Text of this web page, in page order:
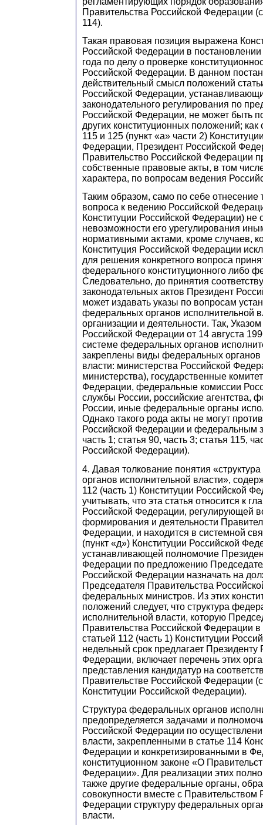
Правительства Российской Федерации
114).
Такая правовая позиция выражена
Российской Федерации в
года по делу о проверке
Российской Федерации. В данном
действительный смысл положений
Российской Федерации,
законодательного регулирования по
Российской Федерации, не может быть
других конституционных положений; как
115 и 125 (пункт «а» части 2)
Федерации, Президент Российской
Правительство Российской Федерации
собственные правовые акты, в том
характера, по вопросам ведения
Таким образом, само по себе отнесение
вопроса к ведению Российской
Конституции Российской Федерации) не
невозможности его урегулирования
нормативными актами, кроме случаев,
Конституция Российской Федерации
для решения конкретного вопроса
федерального конституционного либо
Следовательно, до принятия
законодательных актов Президент
может издавать указы по вопросам
федеральных органов исполнительной
организации и деятельности. Так,
Российской Федерации от 14 августа
системе федеральных органов
закреплены виды федеральных органов
власти: министерства Российской
министерства), государственные
Федерации, федеральные комиссии
службы России, российские агентства,
России, иные федеральные органы
Однако такого рода акты не могут
Российской Федерации и федеральным
часть 1; статья 90, часть 3; статья 115,
Российской Федерации).
4. Давая толкование понятия
органов исполнительной власти»,
112 (часть 1) Конституции Российской
учитывать, что эта статья относится к
Российской Федерации, регулирующей
формирования и деятельности
Федерации, и находится в системной
(пункт «д») Конституции Российской
устанавливающей полномочие
Федерации по предложению
Российской Федерации назначать на
Председателя Правительства
федеральных министров. Из этих
положений следует, что структура
исполнительной власти, которую
Правительства Российской Федерации
статьей 112 (часть 1) Конституции
недельный срок предлагает Президенту
Федерации, включает перечень этих
представления кандидатур на
Правительстве Российской Федерации
Конституции Российской Федерации).
Структура федеральных органов
предопределяется задачами и
Российской Федерации по
власти, закрепленными в статье 114
Федерации и конкретизированными в
конституционном законе «О
Федерации». Для реализации этих
также другие федеральные органы,
совокупности вместе с Правительством
Федерации структуру федеральных
власти.